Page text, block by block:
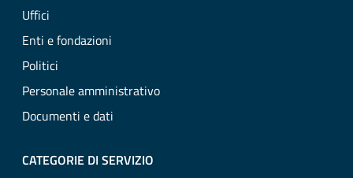
Uffici
Enti e fondazioni
Politici
Personale amministrativo
Documenti e dati
CATEGORIE DI SERVIZIO